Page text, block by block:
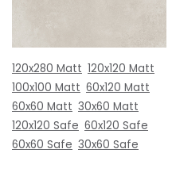
120x280 Matt 120x120 Matt
100x100 Matt 60x120 Matt
60x60 Matt 30x60 Matt
120x120 Safe 60x120 Safe
60x60 Safe 30x60 Safe